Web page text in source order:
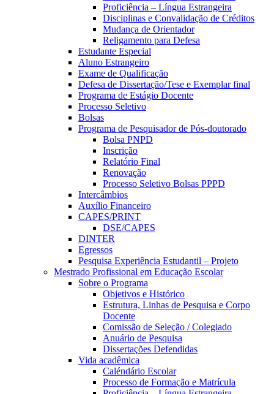
Proficiência – Língua Estrangeira
Disciplinas e Convalidação de Créditos
Mudança de Orientador
Religamento para Defesa
Estudante Especial
Aluno Estrangeiro
Exame de Qualificação
Defesa de Dissertação/Tese e Exemplar final
Programa de Estágio Docente
Processo Seletivo
Bolsas
Programa de Pesquisador de Pós-doutorado
Bolsa PNPD
Inscrição
Relatório Final
Renovação
Processo Seletivo Bolsas PPPD
Intercâmbios
Auxílio Financeiro
CAPES/PRINT
DSE/CAPES
DINTER
Egressos
Pesquisa Experiência Estudantil – Projeto
Mestrado Profissional em Educação Escolar
Sobre o Programa
Objetivos e Histórico
Estrutura, Linhas de Pesquisa e Corpo
Docente
Comissão de Seleção / Colegiado
Anuário de Pesquisa
Dissertações Defendidas
Vida acadêmica
Caléndário Escolar
Processo de Formação e Matrícula